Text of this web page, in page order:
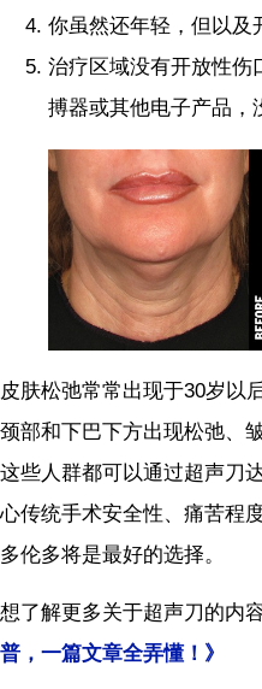
你虽然还年轻，但以及
治疗区域没有开放性伤
搏器或其他电子产品，
皮肤松弛常常出现于30岁以
颈部和下巴下方出现松弛、
这些人群都可以通过超声刀
心传统手术安全性、痛苦程
多伦多将是最好的选择。
想了解更多关于超声刀的内
普，一篇文章全弄懂！》